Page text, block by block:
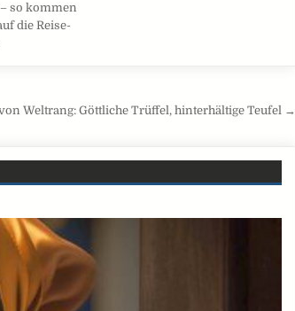
so kommen
die Reise-
Weltrang: Göttliche Trüffel, hinterhältige Teufel →